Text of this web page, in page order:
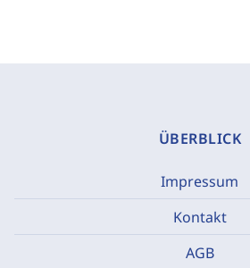
ÜBERBLICK
Impressum
Kontakt
AGB